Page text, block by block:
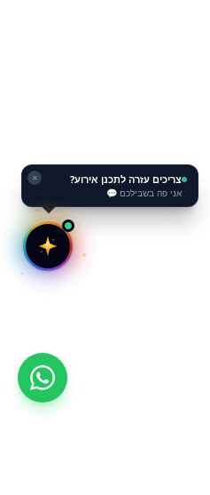
✕ צריכים עזרה לתכנן אירוע?
אני פה בשבילכם 💬